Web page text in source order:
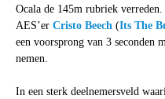
Ocala de 145m rubriek
AES’er Cristo Beech(Its The
een voorsprong van 3 seconden
nemen.
In een sterk deelnemersveld